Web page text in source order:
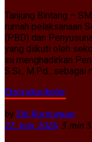
Tanjung Bintang –
rumah pelaksanaan
(PBD) dan
yang diikuti oleh
ini menghadirkan
S.Si., M.Pd., sebagai
Ekstrakurikuler
by Edi Kurniawan
22 July 2026 3 min